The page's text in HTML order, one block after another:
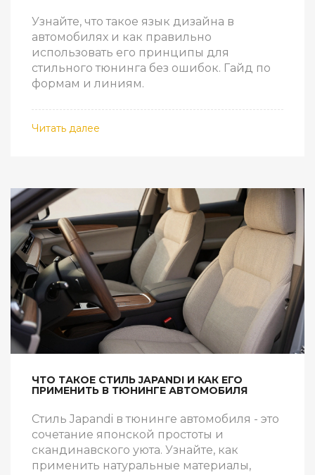
Узнайте, что такое язык дизайна в
автомобилях и как правильно
использовать его принципы для
стильного тюнинга без ошибок. Гайд по
формам и линиям.
Читать далее
ЧТО ТАКОЕ СТИЛЬ JAPANDI И КАК ЕГО
ПРИМЕНИТЬ В ТЮНИНГЕ АВТОМОБИЛЯ
Стиль Japandi в тюнинге автомобиля - это
сочетание японской простоты и
скандинавского уюта. Узнайте, как
применить натуральные материалы,